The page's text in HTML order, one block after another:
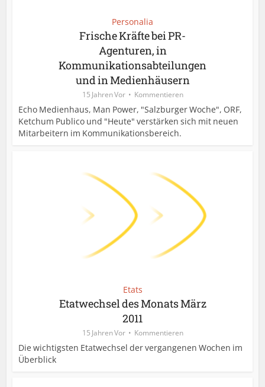
Personalia
Frische Kräfte bei PR-
Agenturen, in
Kommunikationsabteilungen
und in Medienhäusern
15 Jahren Vor Kommentieren
Echo Medienhaus, Man Power, "Salzburger Woche", ORF,
Ketchum Publico und "Heute" verstärken sich mit neuen
Mitarbeitern im Kommunikationsbereich.
Etats
Etatwechsel des Monats März
2011
15 Jahren Vor Kommentieren
Die wichtigsten Etatwechsel der vergangenen Wochen im
Überblick